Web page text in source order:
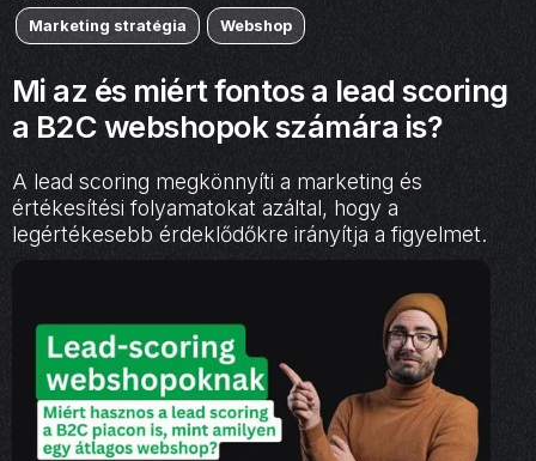
Marketing stratégia Webshop
Mi az és miért fontos a lead scoring
a B2C webshopok számára is?
A lead scoring megkönnyíti a marketing és
értékesítési folyamatokat azáltal, hogy a
legértékesebb érdeklődőkre irányítja a figyelmet.